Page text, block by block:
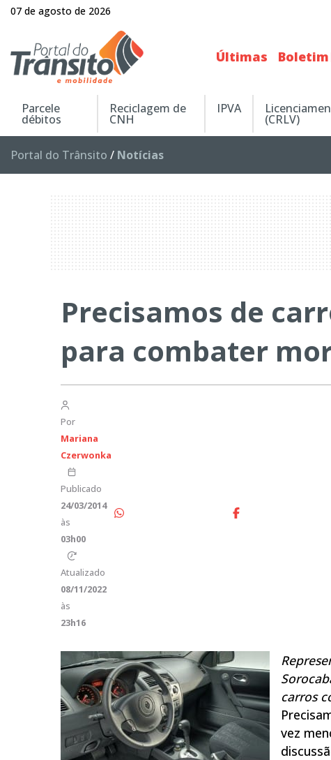
07 de agosto de 2026
Últimas Boletim
Parcele
débitos
Reciclagem de
CNH
IPVA
(CRLV)
Portal do Trânsito / Notícias
Precisamos de
para combater
Por
Mariana
Czerwonka
Publicado
24/03/2014
às
03h00
Atualizado
08/11/2022
às
23h16
carros
vez